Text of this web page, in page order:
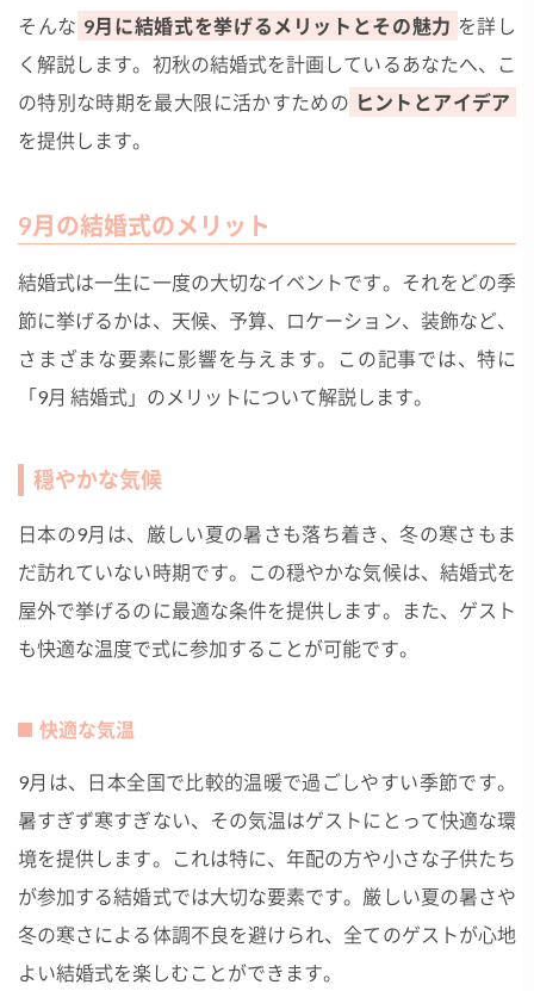
そんな 9月に結婚式を挙げるメリットとその魅力 を詳し
く解説します。初秋の結婚式を計画しているあなたへ、こ
の特別な時期を最大限に活かすための ヒントとアイデア
を提供します。
9月の結婚式のメリット
結婚式は一生に一度の大切なイベントです。それをどの季
節に挙げるかは、天候、予算、ロケーション、装飾など、
さまざまな要素に影響を与えます。この記事では、特に
「9月 結婚式」のメリットについて解説します。
穏やかな気候
日本の9月は、厳しい夏の暑さも落ち着き、冬の寒さもま
だ訪れていない時期です。この穏やかな気候は、結婚式を
屋外で挙げるのに最適な条件を提供します。また、ゲスト
も快適な温度で式に参加することが可能です。
快適な気温
9月は、日本全国で比較的温暖で過ごしやすい季節です。
暑すぎず寒すぎない、その気温はゲストにとって快適な環
境を提供します。これは特に、年配の方や小さな子供たち
が参加する結婚式では大切な要素です。厳しい夏の暑さや
冬の寒さによる体調不良を避けられ、全てのゲストが心地
よい結婚式を楽しむことができます。